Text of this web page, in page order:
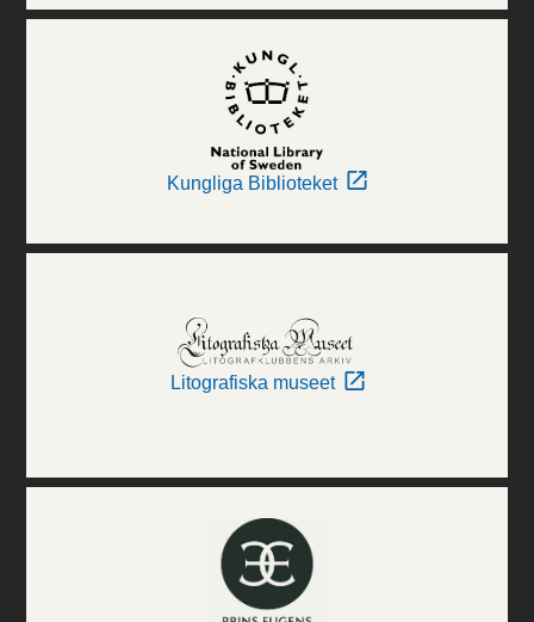
Kungliga Biblioteket
Litografiska museet